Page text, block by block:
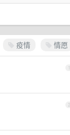
疫情 情愿
1
2